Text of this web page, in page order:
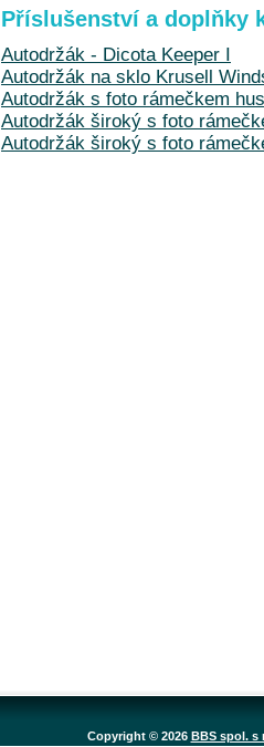
Příslušenství a doplňky
Autodržák - Dicota Keeper I
Autodržák na sklo Krusell
Autodržák s foto rámečkem
Autodržák široký s foto
Autodržák široký s foto
Copyright © 2026 BBS spol. s